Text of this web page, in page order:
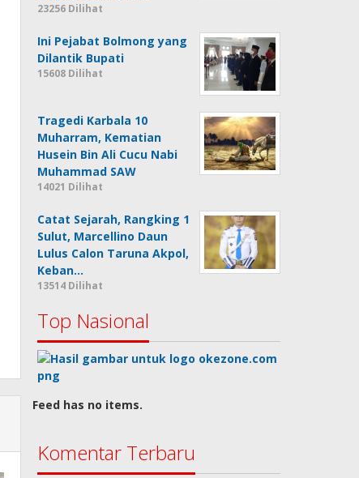
23256 Dilihat
Ini Pejabat Bolmong yang
Dilantik Bupati
15608 Dilihat
Tragedi Karbala 10
Muharram, Kematian
Husein Bin Ali Cucu Nabi
Muhammad SAW
14021 Dilihat
Catat Sejarah, Rangking 1
Sulut, Marcellino Daun
Lulus Calon Taruna Akpol,
Keban…
13514 Dilihat
Top Nasional
Feed has no items.
Komentar Terbaru